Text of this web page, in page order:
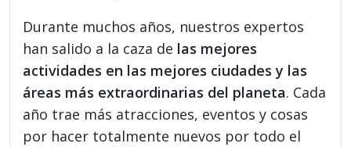
Durante muchos años, nuestros expertos
han salido a la caza de las mejores
actividades en las mejores ciudades y las
áreas más extraordinarias del planeta. Cada
año trae más atracciones, eventos y cosas
por hacer totalmente nuevos por todo el